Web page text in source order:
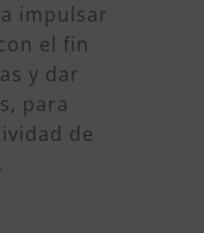
impulsar
el fin
y dar
para
de